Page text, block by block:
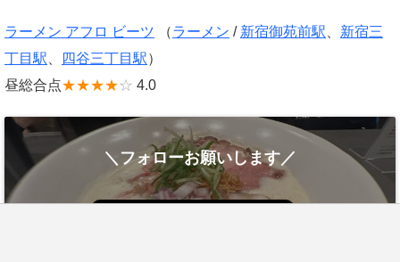
ラーメン アフロ ビーツ （ラーメン / 新宿御苑前駅
新宿三
丁目駅
四谷三丁目駅）
昼総合点★★★★☆ 4.0
＼フォローお願いします／